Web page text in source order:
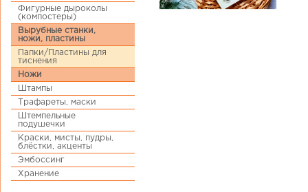
Фигурные дыроколы
(компостеры)
Вырубные станки,
ножи, пластины
Папки/Пластины для
тиснения
Ножи
Штампы
Трафареты, маски
Штемпельные
подушечки
Краски, мисты, пудры,
блёстки, акценты
Эмбоссинг
Хранение